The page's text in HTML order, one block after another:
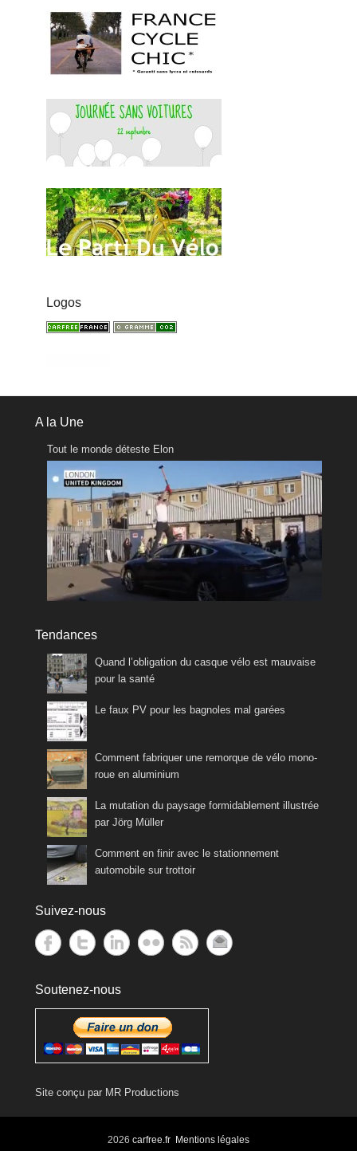
Logos
A la Une
Tout le monde déteste Elon
Tendances
Quand l’obligation du casque vélo est mauvaise
pour la santé
Le faux PV pour les bagnoles mal garées
Comment fabriquer une remorque de vélo mono-
roue en aluminium
La mutation du paysage formidablement illustrée
par Jörg Müller
Comment en finir avec le stationnement
automobile sur trottoir
Suivez-nous
Soutenez-nous
Site conçu par MR Productions
2026 carfree.fr Mentions légales